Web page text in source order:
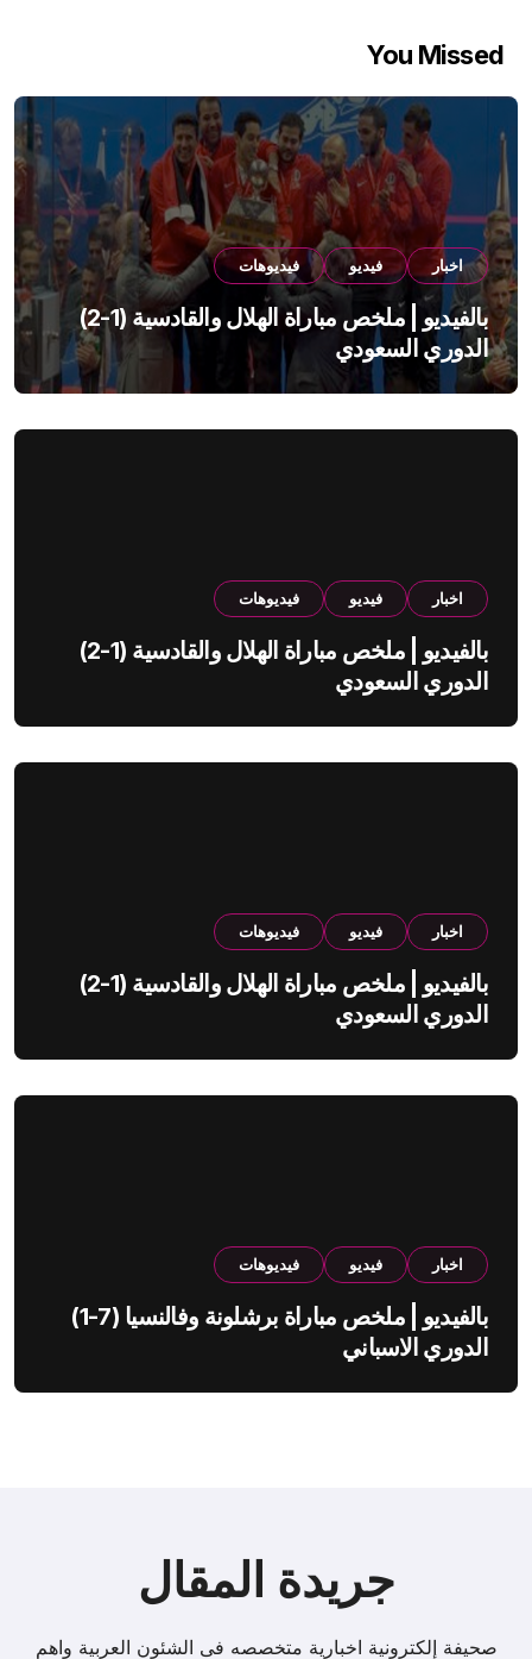
You Missed
اخبار فيديو فيديوهات
بالفيديو | ملخص مباراة الهلال والقادسية (1-2)
الدوري السعودي
اخبار فيديو فيديوهات
بالفيديو | ملخص مباراة الهلال والقادسية (1-2)
الدوري السعودي
اخبار فيديو فيديوهات
بالفيديو | ملخص مباراة الهلال والقادسية (1-2)
الدوري السعودي
اخبار فيديو فيديوهات
بالفيديو | ملخص مباراة برشلونة وفالنسيا (7-1)
الدوري الاسباني
جريدة المقال
صحيفة إلكترونية اخبارية متخصصه فى الشئون العربية واهم